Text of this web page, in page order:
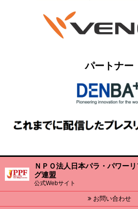
パートナー
ＮＰＯ法人日本パラ・パワー
グ連盟
公式Webサイト
お問い合わせ